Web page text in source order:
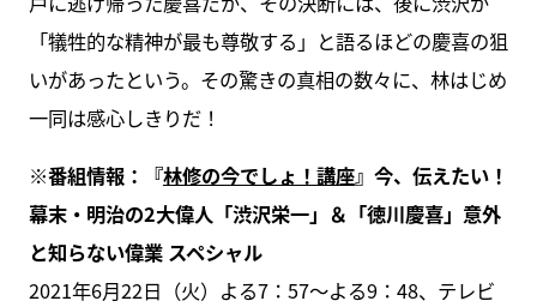
「犠牲的な精神が最も尊敬する」と語るほどの慶喜の狙
いがあったという。その驚きの真相の数々に、林はじめ
一同は感心しきりだ！
※番組情報：『林修の今でしょ！講座』今、伝えたい！
幕末・明治の2大偉人「渋沢栄一」＆「徳川慶喜」意外
と知らない偉業 スペシャル
2021年6月22日（火）よる7：57～よる9：48、テレビ